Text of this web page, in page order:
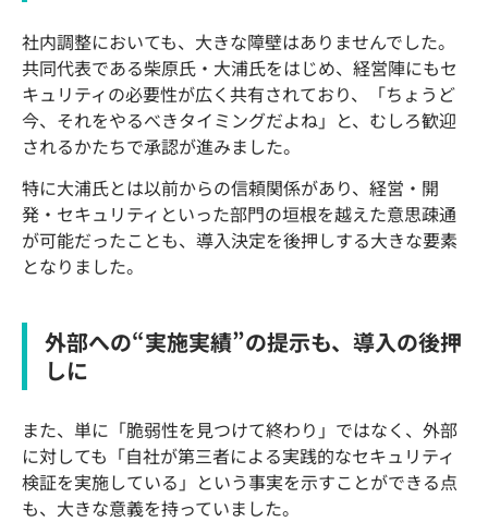
社内調整においても、大きな障壁はありませんでした。
共同代表である柴原氏・大浦氏をはじめ、経営陣にもセ
キュリティの必要性が広く共有されており、「ちょうど
今、それをやるべきタイミングだよね」と、むしろ歓迎
されるかたちで承認が進みました。
特に大浦氏とは以前からの信頼関係があり、経営・開
発・セキュリティといった部門の垣根を越えた意思疎通
が可能だったことも、導入決定を後押しする大きな要素
となりました。
外部への“実施実績”の提示も、導入の後押
しに
また、単に「脆弱性を見つけて終わり」ではなく、外部
に対しても「自社が第三者による実践的なセキュリティ
検証を実施している」という事実を示すことができる点
も、大きな意義を持っていました。